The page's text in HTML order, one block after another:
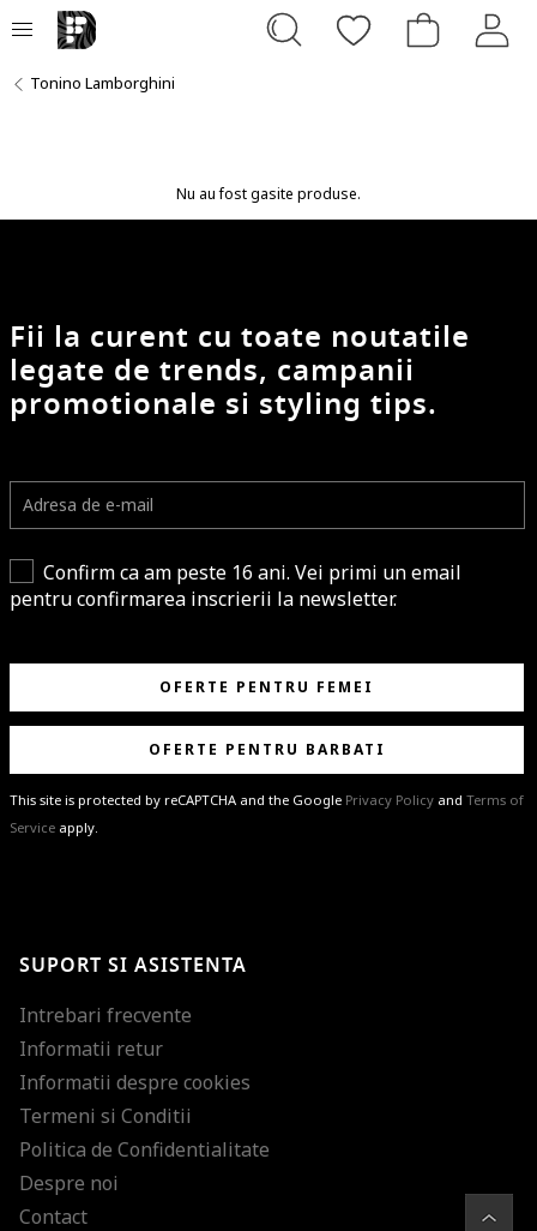
Tonino Lamborghini
Nu au fost gasite produse.
Fii la curent cu toate noutatile
legate de trends, campanii
promotionale si styling tips.
Confirm ca am peste 16 ani. Vei primi un email
pentru confirmarea inscrierii la newsletter.
OFERTE PENTRU FEMEI
OFERTE PENTRU BARBATI
This site is protected by reCAPTCHA and the Google Privacy Policy and Terms of
Service apply.
ultimele tendinte in moda!
SUPORT SI ASISTENTA
Intrebari frecvente
Informatii retur
Informatii despre cookies
Termeni si Conditii
Politica de Confidentialitate
Despre noi
Contact